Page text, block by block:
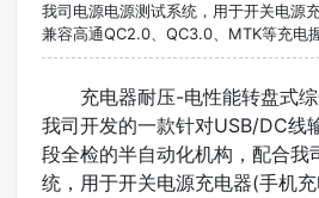
我司电源电源测试系统，用于开关电源
兼容高通QC2.0、QC3.0、MTK等充电
充电器耐压-电性能转盘式
我司开发的一款针对USB/DC线
段全检的半自动化机构，配合我
统，用于开关电源充电器(手机